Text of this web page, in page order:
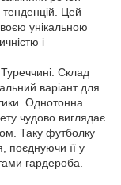
Цей
унікальною
і
Склад
варіант для
Однотонна
чудово виглядає
Таку футболку
поєднуючи її у
гардероба.